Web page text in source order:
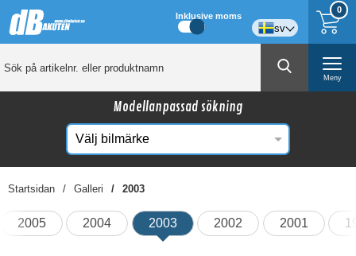
0
Inklusive moms
sv
Meny
Modellanpassad sökning
Startsidan Galleri 2003
2005 2004 2003 2002 2001